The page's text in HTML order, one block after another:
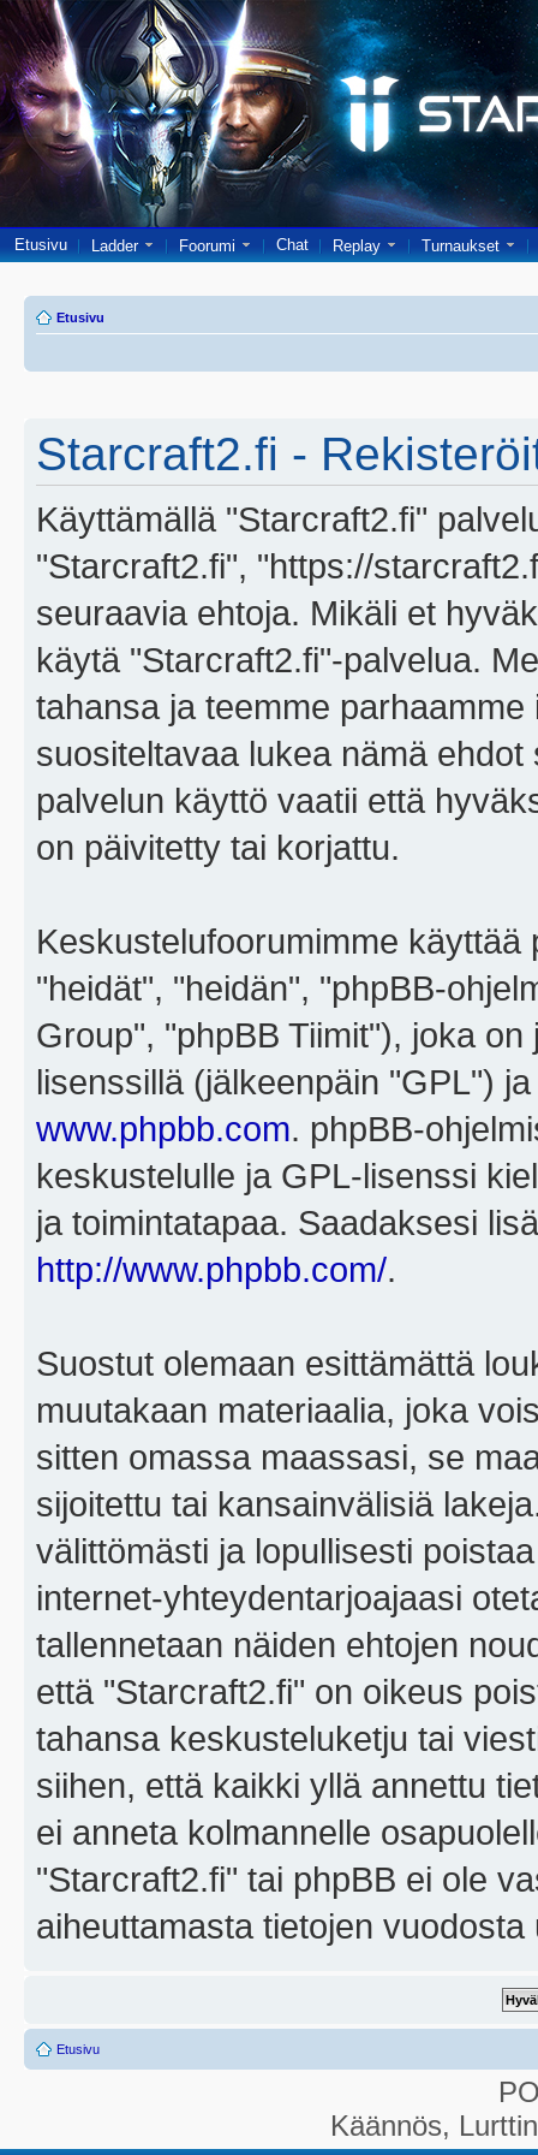
Etusivu Ladder Foorumi Chat Replay Turnaukset
Etusivu
Starcraft2.fi -
Käyttämällä "Starcraft2.fi"
"Starcraft2.fi", "https://
seuraavia ehtoja. Mikäli et
käytä "Starcraft2.fi"-palvelua.
tahansa ja teemme
suositeltavaa lukea nämä
palvelun käyttö vaatii että
on päivitetty tai korjattu.
Keskustelufoorumimme
"heidät", "heidän", "phpBB-
Group", "phpBB Tiimit"), joka on
lisenssillä (jälkeenpäin "GPL")
www.phpbb.com. phpBB-
keskustelulle ja GPL-lisenssi
ja toimintatapaa. Saadaksesi
http://www.phpbb.com/.
Suostut olemaan esittämättä
muutakaan materiaalia, joka
sitten omassa maassasi, se
sijoitettu tai kansainvälisiä
välittömästi ja lopullisesti
internet-yhteydentarjoajaasi
tallennetaan näiden ehtojen
että "Starcraft2.fi" on oikeus
tahansa keskusteluketju tai
siihen, että kaikki yllä annettu
ei anneta kolmannelle
"Starcraft2.fi" tai phpBB ei ole
aiheuttamasta tietojen
Etusivu
Käännös,